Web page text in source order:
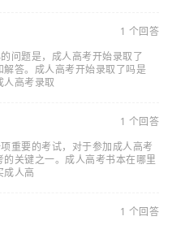
1 个回答
问题是，成人高考开始录取了
答。成人高考开始录取了吗是
人高考录取
1 个回答
重要的考试，对于参加成人高考
关键之一。成人高考书本在哪里
成人高
1 个回答